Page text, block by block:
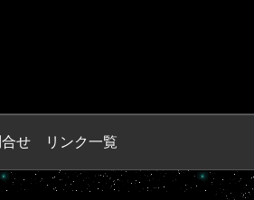
せ リンク一覧